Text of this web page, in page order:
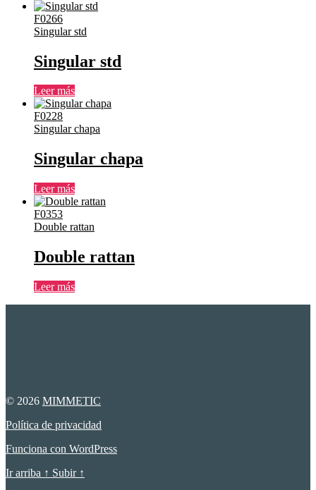
F0266
Singular std
Singular std
Leer más
F0228
Singular chapa
Singular chapa
Leer más
F0353
Double rattan
Double rattan
Leer más
© 2026 MIMMETIC
Política de privacidad
Funciona con WordPress
Ir arriba ↑ Subir ↑